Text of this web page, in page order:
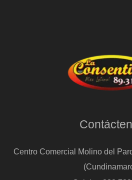
Centro Comercial Molino del